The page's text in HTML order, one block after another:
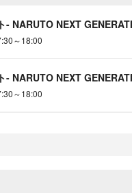
- NARUTO NEXT
～18:00
- NARUTO NEXT
～18:00